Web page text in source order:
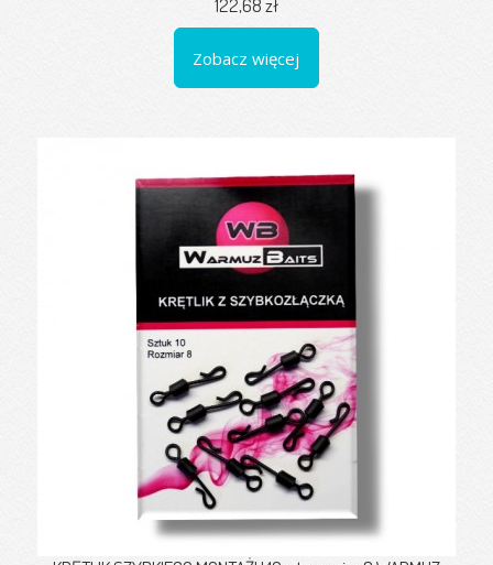
122,68 zł
Zobacz więcej